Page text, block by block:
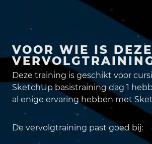
VOOR WIE IS DEZE
Deze training is geschikt voor
SketchUp basistraining dag 1
al enige ervaring hebben met
De vervolgtraining past goed bij: